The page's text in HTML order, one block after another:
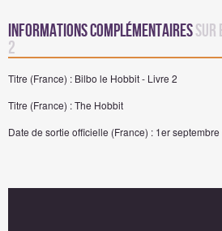
Informations complémentairessur
2
Titre (France) : Bilbo le Hobbit - Livre 2
Titre (France) : The Hobbit
Date de sortie officielle (France) : 1er septembre